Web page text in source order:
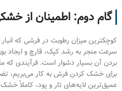
گام دوم: اطمینان از
کوچکترین میزان رطوبت در فرشی که
سرعت منجر به رشد کپک، قارچ و ایجاد
بردن آن بسیار دشوار است. فرآیندی که
برای خشک کردن فرش به کار می‌بریم،
عمیق‌ترین لایه‌های تار و پود، کاملاً خشک